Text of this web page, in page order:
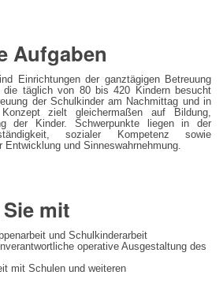
Aufgaben
Einrichtungen der ganztägigen Betreuung
die täglich von 80 bis 420 Kindern besucht
der Schulkinder am Nachmittag und in
zielt gleichermaßen auf Bildung,
der Kinder. Schwerpunkte liegen in der
sozialer Kompetenz sowie
und Sinneswahrnehmung.
mit
und Schulkinderarbeit
operative Ausgestaltung des
mit Schulen und weiteren